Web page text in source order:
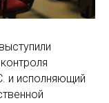
и исполняющий